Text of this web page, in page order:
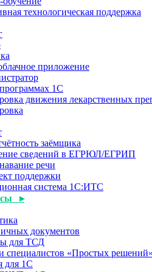
технологическая поддержка
приложение
1С
движения лекарственных
заёмщика
сведений в ЕГРЮЛ/ЕГРИП
речи
поддержки
система 1С:ИТС
▸
документов
для ТСД
специалистов «Простых решений»
для 1С